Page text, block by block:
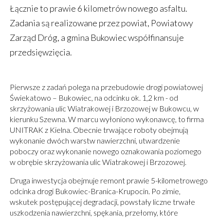
Łącznie to prawie 6 kilometrów nowego asfaltu.
Zadania są realizowane przez powiat, Powiatowy
Zarząd Dróg, a gmina Bukowiec współfinansuje
przedsięwzięcia.
Pierwsze z zadań polega na przebudowie drogi powiatowej
Świekatowo – Bukowiec, na odcinku ok. 1,2 km - od
skrzyżowania ulic Wiatrakowej i Brzozowej w Bukowcu, w
kierunku Szewna. W marcu wyłoniono wykonawcę, to firma
UNITRAK z Kielna. Obecnie trwające roboty obejmują
wykonanie dwóch warstw nawierzchni, utwardzenie
poboczy oraz wykonanie nowego oznakowania poziomego
w obrębie skrzyżowania ulic Wiatrakowej i Brzozowej.
Druga inwestycja obejmuje remont prawie 5-kilometrowego
odcinka drogi Bukowiec-Branica-Krupocin. Po zimie,
wskutek postępującej degradacji, powstały liczne trwałe
uszkodzenia nawierzchni, spękania, przełomy, które